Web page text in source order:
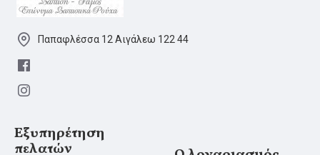
Παπαφλέσσα 12 Αιγάλεω 122 44
Εξυπηρέτηση
πελατών